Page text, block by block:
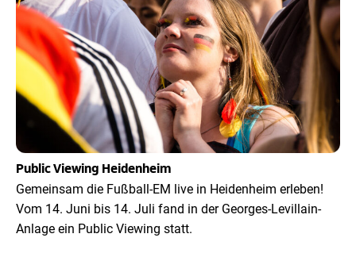
Public Viewing Heidenheim
Gemeinsam die Fußball-EM live in Heidenheim erleben!
Vom 14. Juni bis 14. Juli fand in der Georges-Levillain-
Anlage ein Public Viewing statt.